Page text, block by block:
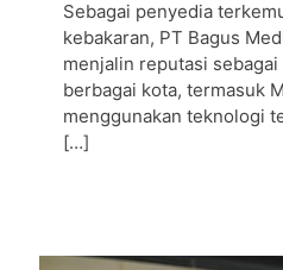
Sebagai penyedia
kebakaran, PT Bagus
menjalin reputasi
berbagai kota, termasuk
menggunakan teknologi
[…]